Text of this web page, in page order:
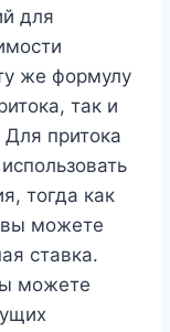
для
же формулу
так и
притока
тогда как
вы можете
ставка.
можете